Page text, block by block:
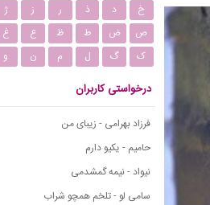
خ
د ذ ر ز ژ
ص
ض ط ظ ع غ
ک
گ ل م ن و
درخواستی کاربران
فرزاد بهرامی - زیبای من
حامیم - یکیو دارم
نیواد - نیمه گمشدمی
سامی لو - تلخم همچو شراب